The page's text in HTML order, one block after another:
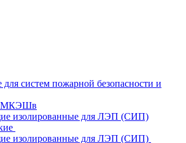
для систем пожарной безопасности и
МКЭШв
изолированные для ЛЭП (СИП)
изолированные для ЛЭП (СИП)